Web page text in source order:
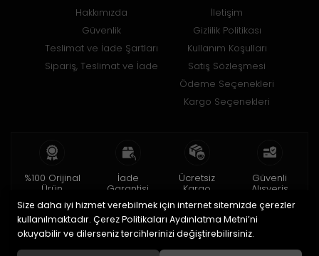
Hakkımızda
Güvenlik
Teslimat ve İade Şartları
Sipariş, Teslimat ve İade
İletişim
Gizlilik Politikası
Kullanım Koşulları
Satış Sözleşmesi
Ödeme Seçenekleri
Kargo Seçenekleri
%100 Orijinal
Ürün
2 yıl garanti
İade
Garantisi
15 gün içinde
iade
Ücretsiz
Kargo
150 TL ve üzeri
Güvenli
Alışveriş
256bit SSL ile
Size daha iyi hizmet verebilmek için internet sitemizde çerezler
kullanılmaktadır. Çerez Politikaları Aydınlatma Metni’ni
okuyabilir ve dilerseniz tercihlerinizi değiştirebilirsiniz.